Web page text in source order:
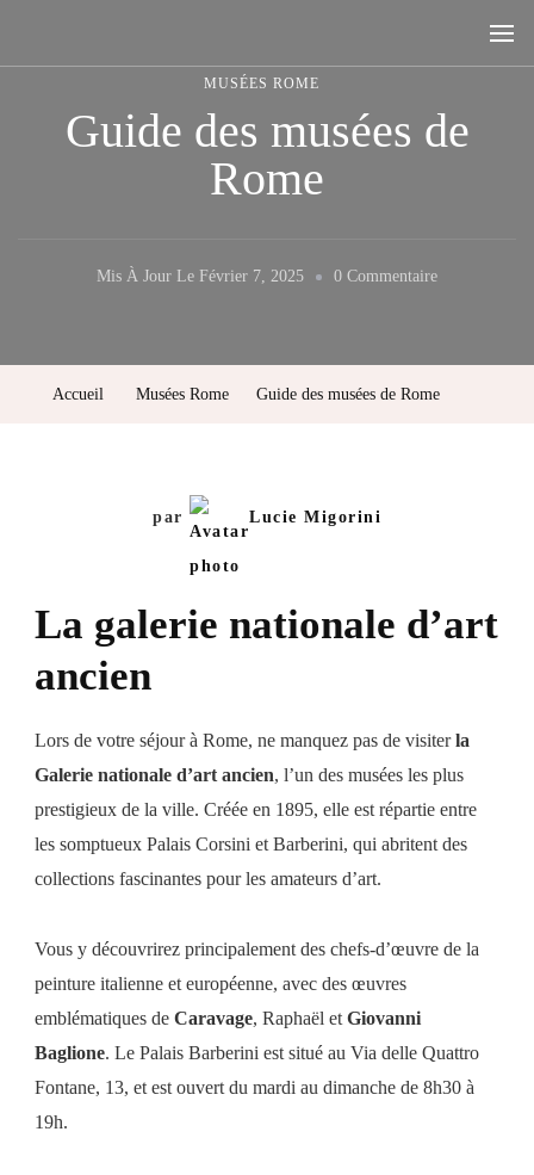
MUSÉES ROME
Guide des musées de
Rome
Mis À Jour Le Février 7, 2025 0 CommentaireSur
Accueil Musées Rome Guide des musées de Rome
par Lucie Migorini
La galerie nationale d’art
ancien
Lors de votre séjour à Rome, ne manquez pas de visiterla
Galerie nationale d’art ancien, l’un des musées les plus
prestigieux de la ville. Créée en 1895, elle est répartie entre
les somptueux Palais Corsini et Barberini, qui abritent des
collections fascinantes pour les amateurs d’art.
Vous y découvrirez principalement des chefs-d’œuvre de la
peinture italienne et européenne, avec des œuvres
emblématiques de Caravage, Raphaël et Giovanni
Baglione. Le Palais Barberini est situé au Via delle Quattro
Fontane, 13, et est ouvert du mardi au dimanche de 8h30 à
19h.